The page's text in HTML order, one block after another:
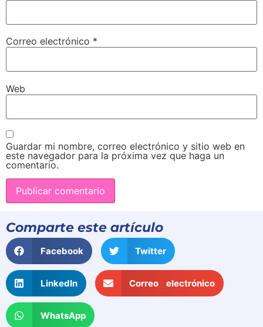
Correo electrónico *
Web
Guardar mi nombre, correo electrónico y sitio web en
este navegador para la próxima vez que haga un
comentario.
Comparte este artículo
Facebook Twitter
LinkedIn Correo electrónico
WhatsApp